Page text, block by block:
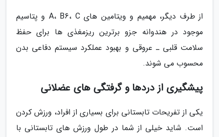
از طرف دیگر، مهمیم و ویتامین های A، B6، C و پتاسیم
موجود در هندوانه جزو برترین ریزمغذی ها برای حفظ
سلامت قلبی ـ عروقی و بهبود عملکرد سیستم دفاعی بدن
محسوب می شوند.
پیشگیری از دردها و گرفتگی های عضلانی
یکی از تفریحات تابستانی برای بسیاری از افراد، ورزش کردن
است. شاید خیلی از شما در طول ورزش های تابستانی با